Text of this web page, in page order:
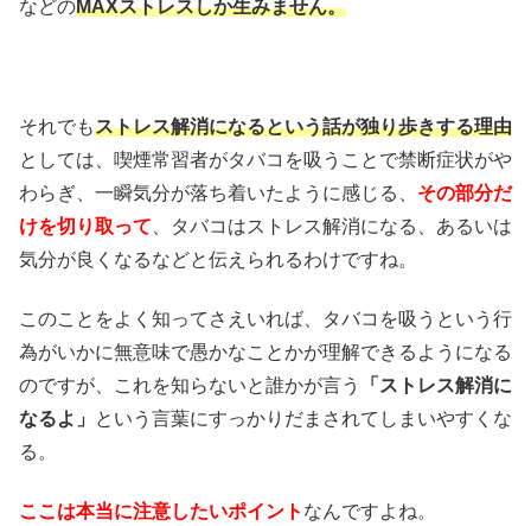
などのMAXストレスしか生みません。
それでもストレス解消になるという話が独り歩きする理由
としては、喫煙常習者がタバコを吸うことで禁断症状がや
わらぎ、一瞬気分が落ち着いたように感じる、 その部分だ
けを切り取って 、タバコはストレス解消になる、あるいは
気分が良くなるなどと伝えられるわけですね。
このことをよく知ってさえいれば、タバコを吸うという行
為がいかに無意味で愚かなことかが理解できるようになる
のですが、これを知らないと誰かが言う
「ストレス解消に
なるよ」
という言葉にすっかりだまされてしまいやすくな
る。
ここは本当に注意したいポイント なんですよね。